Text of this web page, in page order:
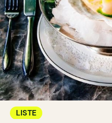
LISTE